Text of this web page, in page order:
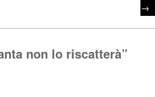
→
non lo riscatterà”